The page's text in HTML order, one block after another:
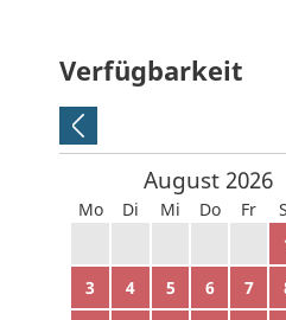
Verfügbarkeit
August 2026
Mo Di Mi Do Fr
3
4 5 6 7